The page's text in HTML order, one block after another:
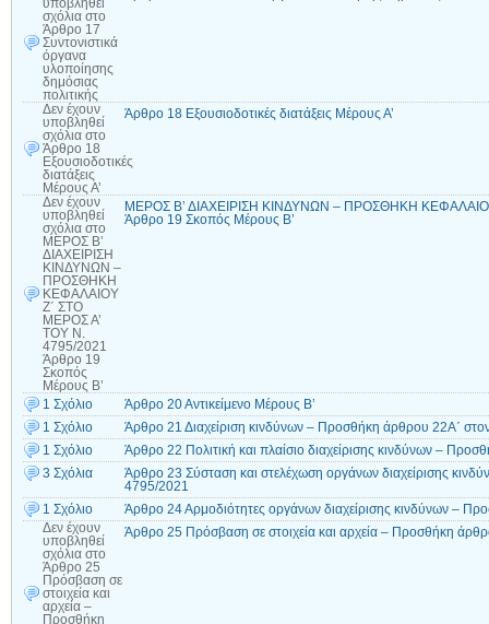
υποβληθεί
σχόλια στο
Άρθρο 17
Συντονιστικά
όργανα
υλοποίησης
δημόσιας
πολιτικής
Δεν έχουν
υποβληθεί
σχόλια στο
Άρθρο 18
Εξουσιοδοτικές
διατάξεις
Μέρους Α’
Άρθρο 18 Εξουσιοδοτικές διατάξεις Μέρους Α’
Δεν έχουν
υποβληθεί
σχόλια στο
ΜΕΡΟΣ Β’
ΔΙΑΧΕΙΡΙΣΗ
ΚΙΝΔΥΝΩΝ –
ΠΡΟΣΘΗΚΗ
ΚΕΦΑΛΑΙΟΥ
Ζ΄ ΣΤΟ
ΜΕΡΟΣ Α’
ΤΟΥ Ν.
4795/2021
Άρθρο 19
Σκοπός
Μέρους Β’
ΜΕΡΟΣ Β’ ΔΙΑΧΕΙΡΙΣΗ ΚΙΝΔΥΝΩΝ – ΠΡΟΣΘΗΚΗ
Άρθρο 19 Σκοπός Μέρους Β’
1 Σχόλιο
Άρθρο 20 Αντικείμενο Μέρους Β’
1 Σχόλιο
Άρθρο 21 Διαχείριση κινδύνων – Προσθήκη άρθρου 22Α΄
1 Σχόλιο
Άρθρο 22 Πολιτική και πλαίσιο διαχείρισης κινδύνων –
3 Σχόλια
Άρθρο 23 Σύσταση και στελέχωση οργάνων διαχείρισης
4795/2021
1 Σχόλιο
Άρθρο 24 Αρμοδιότητες οργάνων διαχείρισης κινδύνων –
Δεν έχουν
υποβληθεί
σχόλια στο
Άρθρο 25
Πρόσβαση σε
στοιχεία και
αρχεία –
Προσθήκη
Άρθρο 25 Πρόσβαση σε στοιχεία και αρχεία – Προσθήκη